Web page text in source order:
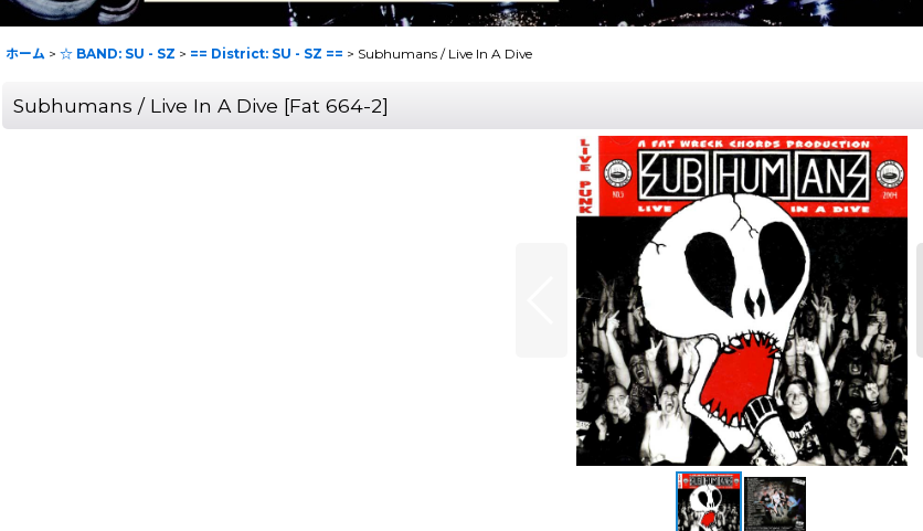
ホーム > ☆ BAND: SU - SZ > == District: SU - SZ == > Subhumans / Live In A Dive
Subhumans / Live In A Dive [Fat 664-2]